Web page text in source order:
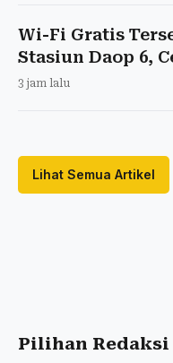
Wi-Fi Gratis
Stasiun Daop 6,
3 jam lalu
Lihat Semua Artikel
Pilihan Redaksi